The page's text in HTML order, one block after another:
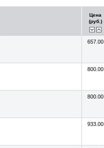
Цена
(руб.)
657.00
800.00
800.00
933.00